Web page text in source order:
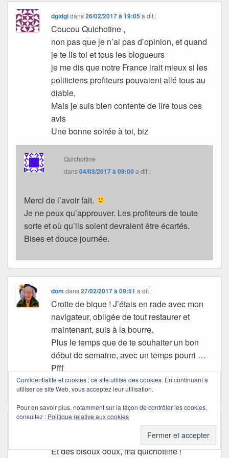
dgidgidans26/02/2017 à 19:05 a dit :
Coucou Quichotine ,
non pas que je n’ai pas d’opinion, et quand
je te lis toi et tous les blogueurs
je me dis que notre France irait mieux si les
politiciens profiteurs pouvaient allé tous au
diable,
Mais je suis bien contente de lire tous ces
avis
Une bonne soirée à toi, biz
Quichottine
dans04/03/2017 à 09:00a dit :
Merci de l’avoir fait.
Je ne peux qu’approuver. Les profiteurs de toute
sorte et où qu’ils soient devraient être écartés.
Bises et douce journée.
dom dans27/02/2017 à 09:51 a dit :
Crotte de bique ! J’étais en rade avec mon
navigateur, obligée de tout restaurer et
maintenant, suis à la bourre.
Plus le temps que de te souhaiter un bon
début de semaine, avec un temps pourri …
Pfff
Mais des bisoux quand même, hein !
a dit :
Bon mardi, dans la tourmente … climatique.
Et des bisoux doux, ma quichottine !
Confidentialité et cookies : ce site utilise des cookies. En continuant à
utiliser ce site Web, vous acceptez leur utilisation.
Pour en savoir plus, notamment sur la façon de contrôler les cookies,
consultez : Politique relative aux cookies